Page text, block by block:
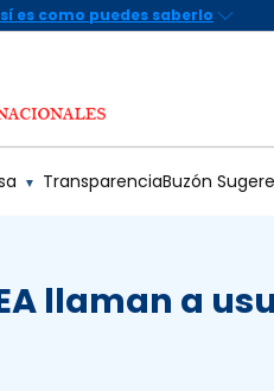
▼ TransparenciaBuzón
llaman a